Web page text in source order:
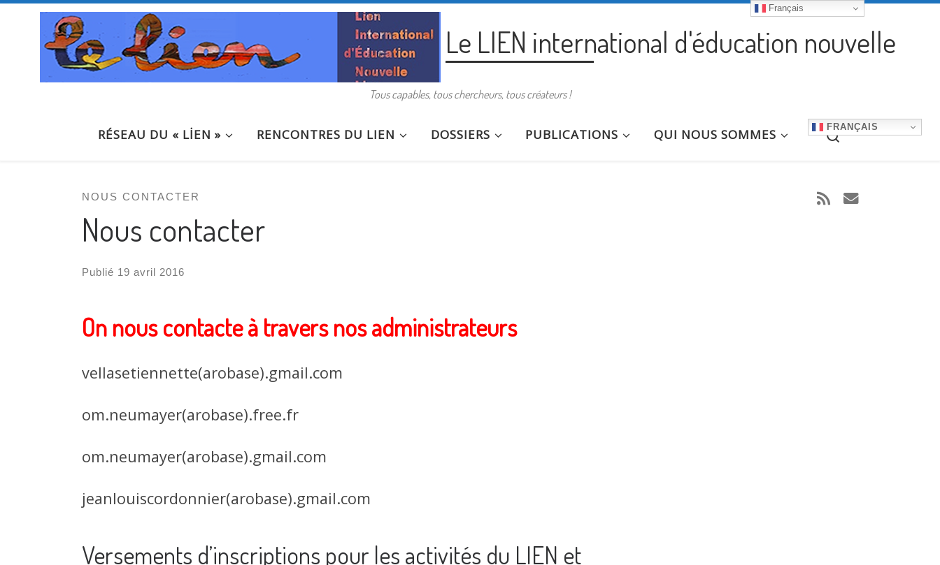
Passer au contenu
Le LIEN international d'éducation nouvelle
Tous capables, tous chercheurs, tous créateurs !
RÉSEAU DU « LİEN » RENCONTRES DU LIEN DOSSIERS PUBLICATIONS QUI NOUS SOMMES FRANÇAIS
Search
NOUS CONTACTER
Nous contacter
Publié 19 avril 2016
On nous contacte à traversnos administrateurs
vellasetiennette(arobase).gmail.com
om.neumayer(arobase).free.fr
om.neumayer(arobase).gmail.com
jeanlouiscordonnier(arobase).gmail.com
Versements d’inscriptions pour les activités du LIEN et
Français